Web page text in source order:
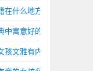
什么地方？
寓意好的男孩名字
文雅有内涵的名字